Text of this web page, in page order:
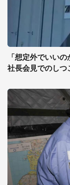
「想定外でいい
社長会見でのしつ